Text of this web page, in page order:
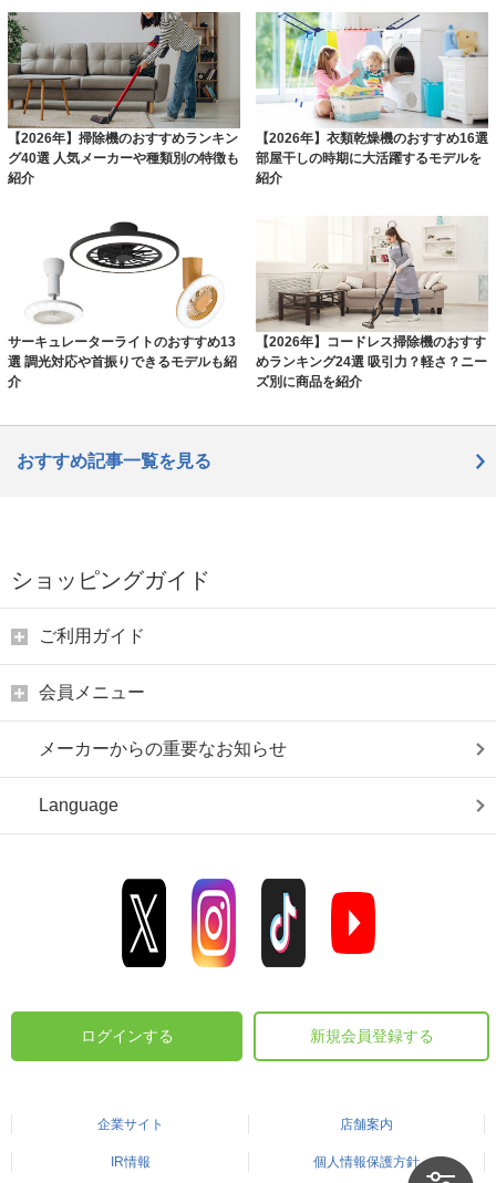
【2026年】掃除機のおすすめランキン
グ40選 人気メーカーや種類別の特徴も
紹介
【2026年】衣類乾燥機のおすすめ16選
部屋干しの時期に大活躍するモデルを
紹介
サーキュレーターライトのおすすめ13
選 調光対応や首振りできるモデルも紹
介
【2026年】コードレス掃除機のおすす
めランキング24選 吸引力？軽さ？ニー
ズ別に商品を紹介
おすすめ記事一覧を見る
ショッピングガイド
ご利用ガイド
会員メニュー
メーカーからの重要なお知らせ
Language
ログインする 新規会員登録する
企業サイト 店舗案内
IR情報 個人情報保護方針